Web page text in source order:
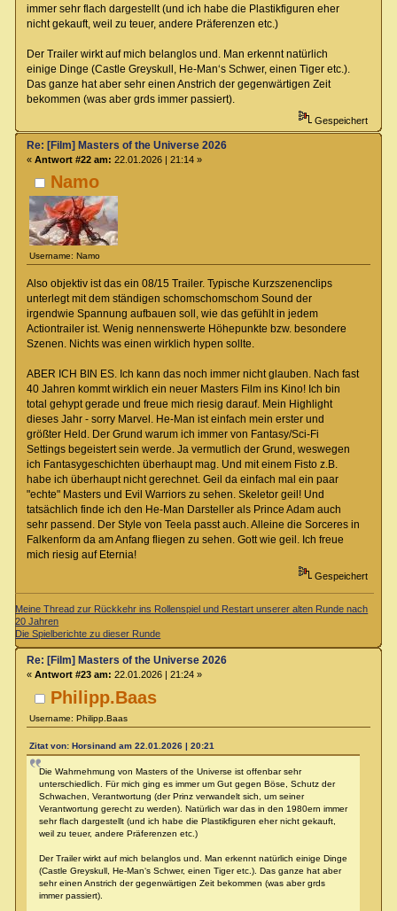
immer sehr flach dargestellt (und ich habe die Plastikfiguren eher
nicht gekauft, weil zu teuer, andere Präferenzen etc.)
Der Trailer wirkt auf mich belanglos und. Man erkennt natürlich
einige Dinge (Castle Greyskull, He-Man‘s Schwer, einen Tiger etc.).
Das ganze hat aber sehr einen Anstrich der gegenwärtigen Zeit
bekommen (was aber grds immer passiert).
Gespeichert
Namo
Username: Namo
Re: [Film] Masters of the Universe 2026
« Antwort #22 am: 22.01.2026 | 21:14 »
Also objektiv ist das ein 08/15 Trailer. Typische Kurzszenenclips
unterlegt mit dem ständigen schomschomschom Sound der
irgendwie Spannung aufbauen soll, wie das gefühlt in jedem
Actiontrailer ist. Wenig nennenswerte Höhepunkte bzw. besondere
Szenen. Nichts was einen wirklich hypen sollte.
ABER ICH BIN ES. Ich kann das noch immer nicht glauben. Nach fast
40 Jahren kommt wirklich ein neuer Masters Film ins Kino! Ich bin
total gehypt gerade und freue mich riesig darauf. Mein Highlight
dieses Jahr - sorry Marvel. He-Man ist einfach mein erster und
größter Held. Der Grund warum ich immer von Fantasy/Sci-Fi
Settings begeistert sein werde. Ja vermutlich der Grund, weswegen
ich Fantasygeschichten überhaupt mag. Und mit einem Fisto z.B.
habe ich überhaupt nicht gerechnet. Geil da einfach mal ein paar
"echte" Masters und Evil Warriors zu sehen. Skeletor geil! Und
tatsächlich finde ich den He-Man Darsteller als Prince Adam auch
sehr passend. Der Style von Teela passt auch. Alleine die Sorceres in
Falkenform da am Anfang fliegen zu sehen. Gott wie geil. Ich freue
mich riesig auf Eternia!
Gespeichert
Meine Thread zur Rückkehr ins Rollenspiel und Restart unserer alten Runde nach
20 Jahren
Die Spielberichte zu dieser Runde
Philipp.Baas
Username: Philipp.Baas
Re: [Film] Masters of the Universe 2026
« Antwort #23 am: 22.01.2026 | 21:24 »
Zitat von: Horsinand am 22.01.2026 | 20:21
Die Wahrnehmung von Masters of the Universe ist offenbar sehr
unterschiedlich. Für mich ging es immer um Gut gegen Böse, Schutz der
Schwachen, Verantwortung (der Prinz verwandelt sich, um seiner
Verantwortung gerecht zu werden). Natürlich war das in den 1980ern immer
sehr flach dargestellt (und ich habe die Plastikfiguren eher nicht gekauft,
weil zu teuer, andere Präferenzen etc.)
Der Trailer wirkt auf mich belanglos und. Man erkennt natürlich einige Dinge
(Castle Greyskull, He-Man‘s Schwer, einen Tiger etc.). Das ganze hat aber
sehr einen Anstrich der gegenwärtigen Zeit bekommen (was aber grds
immer passiert).